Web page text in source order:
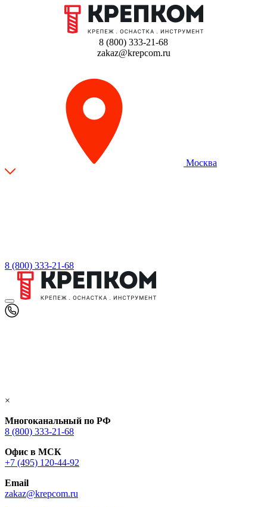
8 (800) 333-21-68
zakaz@krepcom.ru
Москва
8 (800) 333-21-68
×
Многоканальный по РФ
8 (800) 333‑21-68
Офис в МСК
+7 (495) 120-44-92
Email
zakaz@krepcom.ru